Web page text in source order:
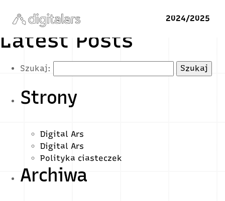
2024/2025
Latest Posts
Szukaj:
Strony
Digital Ars
Digital Ars
Polityka ciasteczek
Archiwa